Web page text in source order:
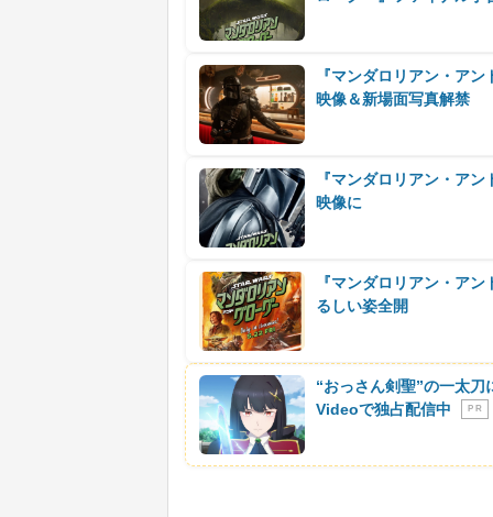
『マンダロリアン・ア
映像＆新場面写真解禁
『マンダロリアン・ア
映像に
『マンダロリアン・ア
るしい姿全開
“おっさん剣聖”の一太
Videoで独占配信中
P R